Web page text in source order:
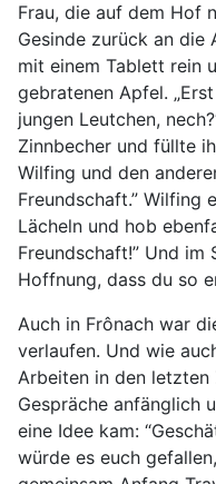
Frau, die auf dem Hof
Gesinde zurück an die
mit einem Tablett rein
gebratenen Apfel.
jungen Leutchen,
Zinnbecher und füllte
Wilfing und den
Freundschaft.” Wilfing
Lächeln und hob
Freundschaft!” Und im
Hoffnung, dass du so
Auch in Frônach war
verlaufen. Und wie
Arbeiten in den letzten
Gespräche anfänglich
eine Idee kam:
würde es euch